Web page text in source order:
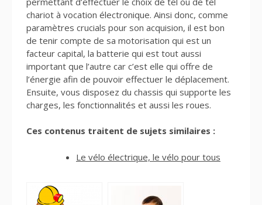
chariot à vocation électronique. Ainsi donc, comme
paramètres crucials pour son acquision, il est bon
de tenir compte de sa motorisation qui est un
facteur capital, la batterie qui est tout aussi
important que l’autre car c’est elle qui offre de
l’énergie afin de pouvoir effectuer le déplacement.
Ensuite, vous disposez du chassis qui supporte les
charges, les fonctionnalités et aussi les roues.
Ces contenus traitent de sujets similaires :
Le vélo électrique, le vélo pour tous